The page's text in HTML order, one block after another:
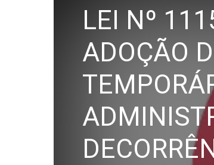
LEI Nº
ADOÇÃO